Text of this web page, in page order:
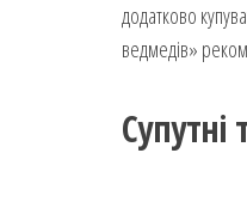
додатково
ведмедів»
Супутні